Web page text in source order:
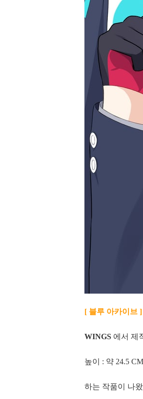
[ 블루 아카이브
WINGS 에서 제
높이 : 약 24.5
하는 작품이 나